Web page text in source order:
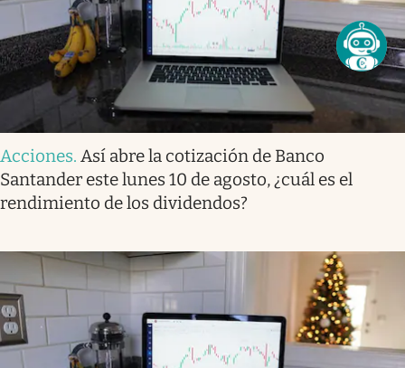
Acciones. Así abre la cotización de Banco
Santander este lunes 10 de agosto, ¿cuál es el
rendimiento de los dividendos?